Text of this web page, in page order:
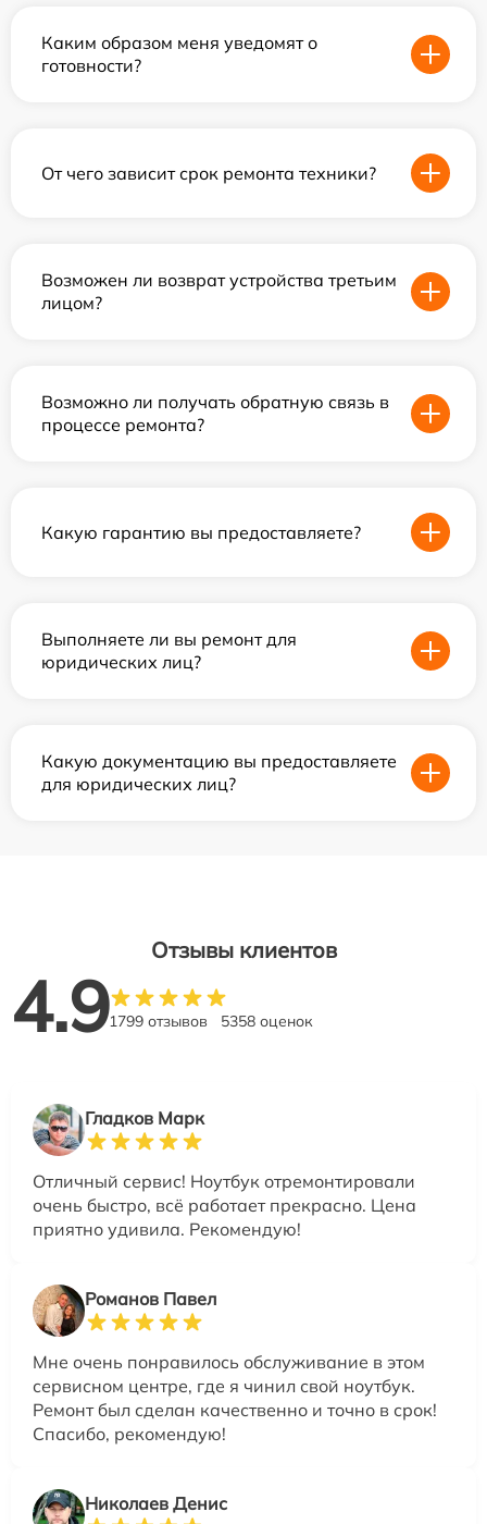
Каким образом меня уведомят о
готовности?
От чего зависит срок ремонта техники?
Возможен ли возврат устройства третьим
лицом?
Возможно ли получать обратную связь в
процессе ремонта?
Какую гарантию вы предоставляете?
Выполняете ли вы ремонт для
юридических лиц?
Какую документацию вы предоставляете
для юридических лиц?
Отзывы клиентов
4.91799 отзывов 5358 оценок
Гладков Марк
Отличный сервис! Ноутбук отремонтировали
очень быстро, всё работает прекрасно. Цена
приятно удивила. Рекомендую!
Романов Павел
Мне очень понравилось обслуживание в этом
сервисном центре, где я чинил свой ноутбук.
Ремонт был сделан качественно и точно в срок!
Спасибо, рекомендую!
Николаев Денис